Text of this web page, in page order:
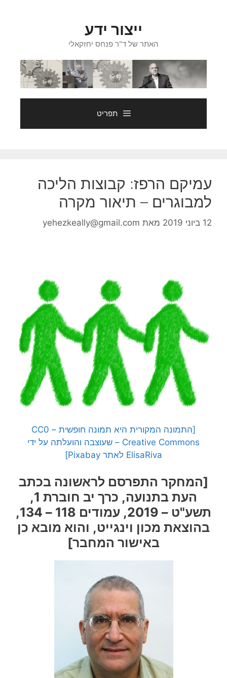
ייצור ידע
האתר של ד"ר פנחס יחזקאלי
תפריט
עמיקם הרפז: קבוצות הליכה
למבוגרים – תיאור מקרה
12 ביוני 2019 מאת yehezkeally@gmail.com
[התמונה המקורית היא תמונה חופשית – CC0
Creative Commons – שעוצבה והועלתה על ידי
ElisaRiva לאתר Pixabay]
[המחקר התפרסם לראשונה בכתב
העת בתנועה, כרך יב חוברת 1,
תשע"ט – 2019, עמודים 118 – 134,
בהוצאת מכון וינגייט, והוא מובא כן
באישור המחבר]